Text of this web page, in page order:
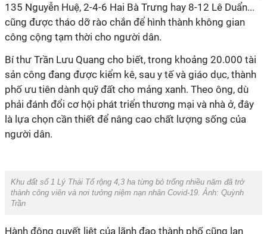
135 Nguyễn Huệ, 2-4-6 Hai Bà Trưng hay 8-12 Lê Duẩn...
cũng được tháo dỡ rào chắn để hình thành không gian
công cộng tạm thời cho người dân.
Bí thư Trần Lưu Quang cho biết, trong khoảng 20.000 tài
sản công đang được kiểm kê, sau y tế và giáo dục, thành
phố ưu tiên dành quỹ đất cho mảng xanh. Theo ông, dù
phải đánh đổi cơ hội phát triển thương mại và nhà ở, đây
là lựa chọn cần thiết để nâng cao chất lượng sống của
người dân.
Khu đất số 1 Lý Thái Tổ rộng 4,3 ha từng bỏ trống nhiều năm đã trở
thành công viên và nơi tưởng niệm nạn nhân Covid-19. Ảnh: Quỳnh
Trần
Hành động quyết liệt của lãnh đạo thành phố cũng lan